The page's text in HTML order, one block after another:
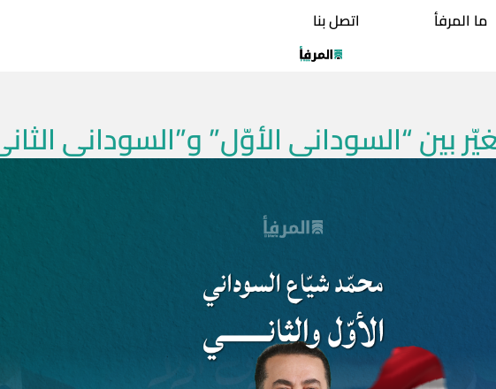
ما المرفأ اتصل بنا
بين “السوداني الأوّل” و”السوداني